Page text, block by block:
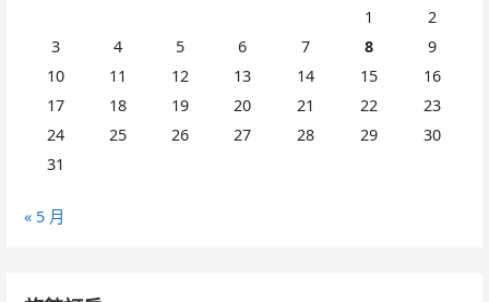
1
2
3
4 5 6 7 8
9
10
11 12 13 14 15
16
17
18 19 20 21 22
23
24
25 26 27 28 29
30
31
« 5 月